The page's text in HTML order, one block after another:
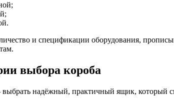
и спецификации оборудования,
выбора короба
выбрать надёжный, практичный ящик, который